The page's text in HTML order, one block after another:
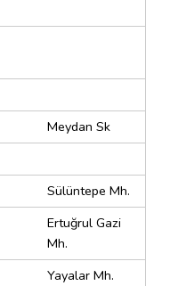
Meydan Sk
Sülüntepe Mh.
Ertuğrul Gazi
Mh.
Yayalar Mh.